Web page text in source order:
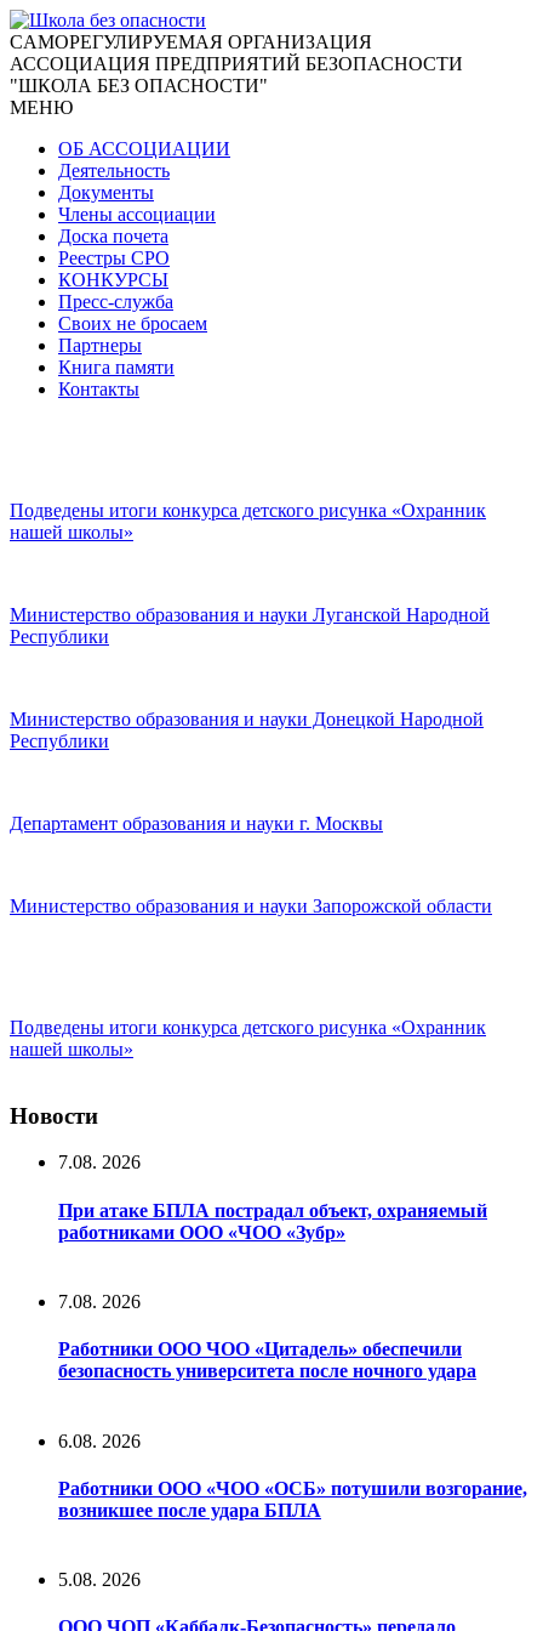
CАМОРЕГУЛИРУЕМАЯ ОРГАНИЗАЦИЯ
АССОЦИАЦИЯ ПРЕДПРИЯТИЙ БЕЗОПАСНОСТИ
"ШКОЛА БЕЗ ОПАСНОСТИ"
МЕНЮ
ОБ АССОЦИАЦИИ
Деятельность
Документы
Члены ассоциации
Доска почета
Реестры СРО
КОНКУРСЫ
Пресс-служба
Своих не бросаем
Партнеры
Книга памяти
Контакты
Подведены итоги конкурса детского рисунка «Охранник
нашей школы»
Министерство образования и науки Луганской Народной
Республики
Министерство образования и науки Донецкой Народной
Республики
Департамент образования и науки г. Москвы
Министерство образования и науки Запорожской области
Подведены итоги конкурса детского рисунка «Охранник
нашей школы»
Новости
7.08. 2026
При атаке БПЛА пострадал объект, охраняемый
работниками ООО «ЧОО «Зубр»
7.08. 2026
Работники ООО ЧОО «Цитадель» обеспечили
безопасность университета после ночного удара
6.08. 2026
Работники ООО «ЧОО «ОСБ» потушили возгорание,
возникшее после удара БПЛА
5.08. 2026